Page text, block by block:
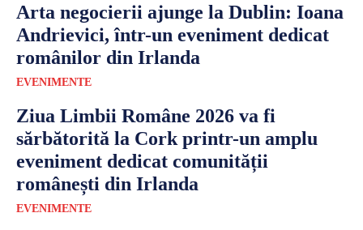
Arta negocierii ajunge la Dublin: Ioana
Andrievici, într-un eveniment dedicat
românilor din Irlanda
EVENIMENTE
Ziua Limbii Române 2026 va fi
sărbătorită la Cork printr-un amplu
eveniment dedicat comunității
românești din Irlanda
EVENIMENTE